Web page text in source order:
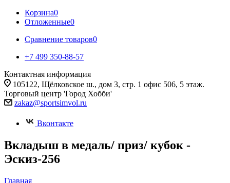
Корзина0
Отложенные0
Сравнение товаров0
+7 499 350-88-57
Контактная информация
105122, Щёлковское ш., дом 3, стр. 1 офис 506, 5 этаж.
Торговый центр 'Город Хобби'
zakaz@sportsimvol.ru
Вконтакте
Вкладыш в медаль/ приз/ кубок -
Эскиз-256
Главная